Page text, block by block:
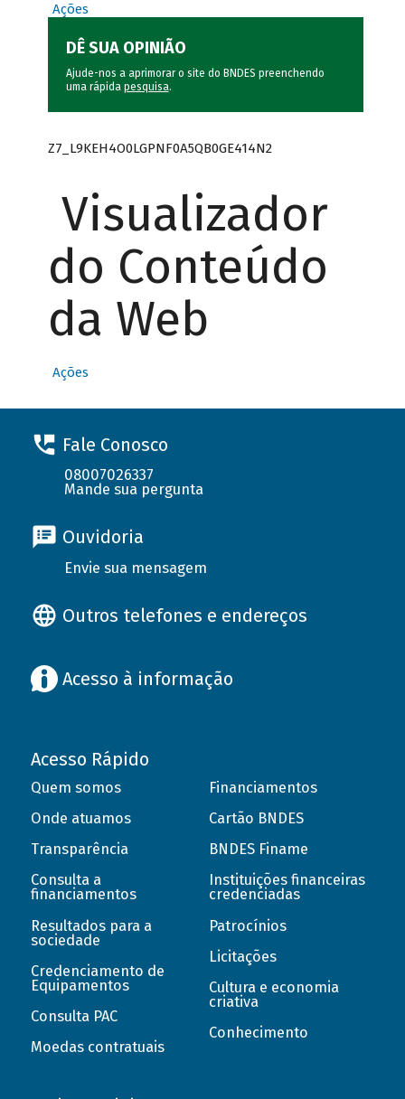
Ações
DÊ SUA OPINIÃO
Ajude-nos a aprimorar o site do BNDES preenchendo
uma rápida pesquisa.
Z7_L9KEH4O0LGPNF0A5QB0GE414N2
Visualizador
do Conteúdo
da Web
Ações
Fale Conosco
08007026337
Mande sua pergunta
Ouvidoria
Envie sua mensagem
Outros telefones e endereços
Acesso à informação
Acesso Rápido
Quem somos
Onde atuamos
Transparência
Consulta a
financiamentos
Resultados para a
sociedade
Credenciamento de
Equipamentos
Consulta PAC
Moedas contratuais
Financiamentos
Cartão BNDES
BNDES Finame
Instituições financeiras
credenciadas
Patrocínios
Licitações
Cultura e economia
criativa
Conhecimento